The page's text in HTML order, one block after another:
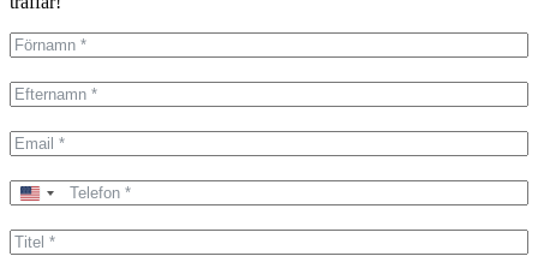
United
+1